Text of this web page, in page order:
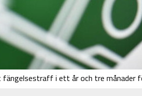
fängelsestraff i ett år och tre månader